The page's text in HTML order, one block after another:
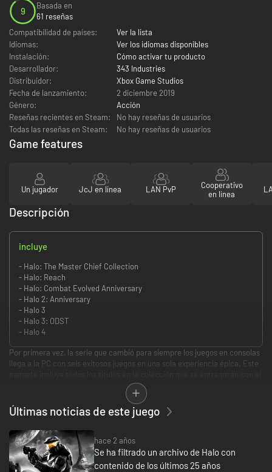
9
Basada en
61 reseñas
Compatibilidad de países:
Ver la lista
Idiomas:
Ver los idiomas disponibles
Instalación:
Cómo activar tu producto
Desarrollador:
343 Industries
Distribuidor:
Xbox Game Studios
Fecha de lanzamiento:
2 diciembre 2019
Género:
Acción
Reseñas recientes en Steam:
No hay reseñas de usuarios
Todas las reseñas en Steam:
No hay reseñas de usuarios
Game features
Un jugador JcJ en línea LAN PvP
Cooperativo
en línea
Descripción
incluye
- Halo: The Master Chief Collection
- Halo: Reach
- Halo: Combat Evolved Anniversary
- Halo 2: Anniversary
- Halo 3
- Halo 3: ODST
- Halo 4
Por primera vez, la serie que cambió para siempre los juegos en consolas
llega a la PC con seis exitosos juegos en una sola experiencia épica. Este
tiempo, comenzando ahora mismo con Halo: Reach y finalizando con
Funciones Del Juego
Optimizaciones/Configuración de PC: Halo: The Master Chief
Collection ahora está optimizado para PC con compatibilidad para
ratón y teclado, funciones nativas de PC, hasta 4K UHD y al menos
Últimas noticias de este juego
hace 2 años
Se ha filtrado un archivo de Halo con
contenido de los últimos 25 años